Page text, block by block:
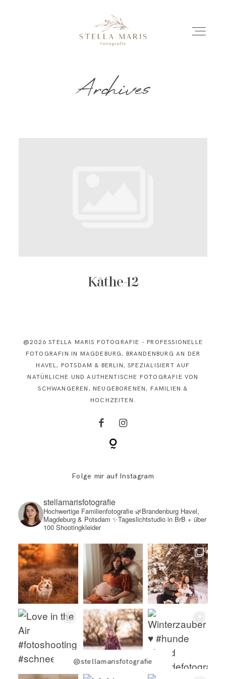
EINBLICKE
Archives
Käthe-12
@2026 STELLA MARIS FOTOGRAFIE - PROFESSIONELLE
FOTOGRAFIN IN MAGDEBURG, BRANDENBURG AN DER
HAVEL, POTSDAM & BERLIN, SPEZIALISIERT AUF
NATÜRLICHE UND AUTHENTISCHE FOTOGRAFIE VON
SCHWANGEREN, NEUGEBORENEN, FAMILIEN &
HOCHZEITEN.
Folge mir auf Instagram
@stellamarisfotografie
stellamarisfotografie
Hochwertige Familienfotografie🌿Brandenburg Havel,
Magdeburg & Potsdam ✨Tageslichtstudio in BrB + über
100 Shootingkleider